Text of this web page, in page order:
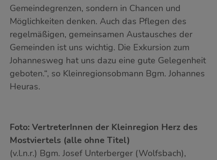
Gemeindegrenzen, sondern in Chancen und
Möglichkeiten denken. Auch das Pflegen des
regelmäßigen, gemeinsamen Austausches der
Gemeinden ist uns wichtig. Die Exkursion zum
Johannesweg hat uns dazu eine gute Gelegenheit
geboten.“, so Kleinregionsobmann Bgm. Johannes
Heuras.
Foto: VertreterInnen der Kleinregion Herz des
Mostviertels (alle ohne Titel)
(v.l.n.r.) Bgm. Josef Unterberger (Wolfsbach),